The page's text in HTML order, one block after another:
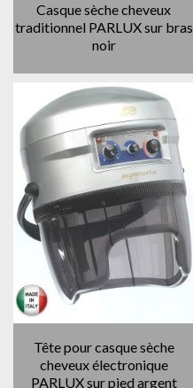
Casque sèche cheveux
traditionnel PARLUX sur bras
noir
Tête pour casque sèche
cheveux électronique
PARLUX sur pied argent